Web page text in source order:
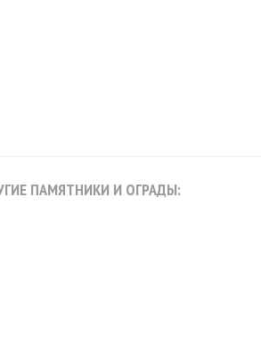
ПАМЯТНИКИ И ОГРАДЫ: